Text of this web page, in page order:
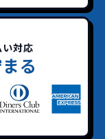
対応
る
能です。
。